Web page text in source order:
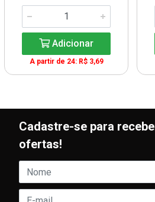
Adicionar
A partir de 24: R$ 3,69
Cadastre-se para
ofertas!